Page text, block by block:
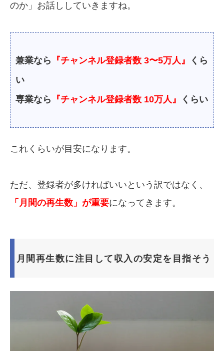
のか」お話ししていきますね。
兼業なら 『チャンネル登録者数 3〜5万人』
くら
い
専業なら 『チャンネル登録者数 10万人』 くらい
これくらいが目安になります。
ただ、登録者が多ければいいという訳ではなく、
「月間の再生数」が重要になってきます。
月間再生数に注目して収入の安定を目指そう